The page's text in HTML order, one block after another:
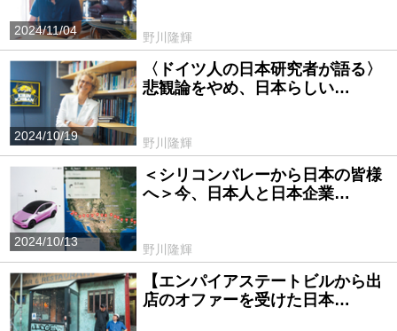
2024/11/04
野川隆輝
2024/10/19
〈ドイツ人の日本研究者が語る〉
悲観論をやめ、日本らしい…
野川隆輝
2024/10/13
＜シリコンバレーから日本の皆様
へ＞今、日本人と日本企業…
野川隆輝
【エンパイアステートビルから出
店のオファーを受けた日本…